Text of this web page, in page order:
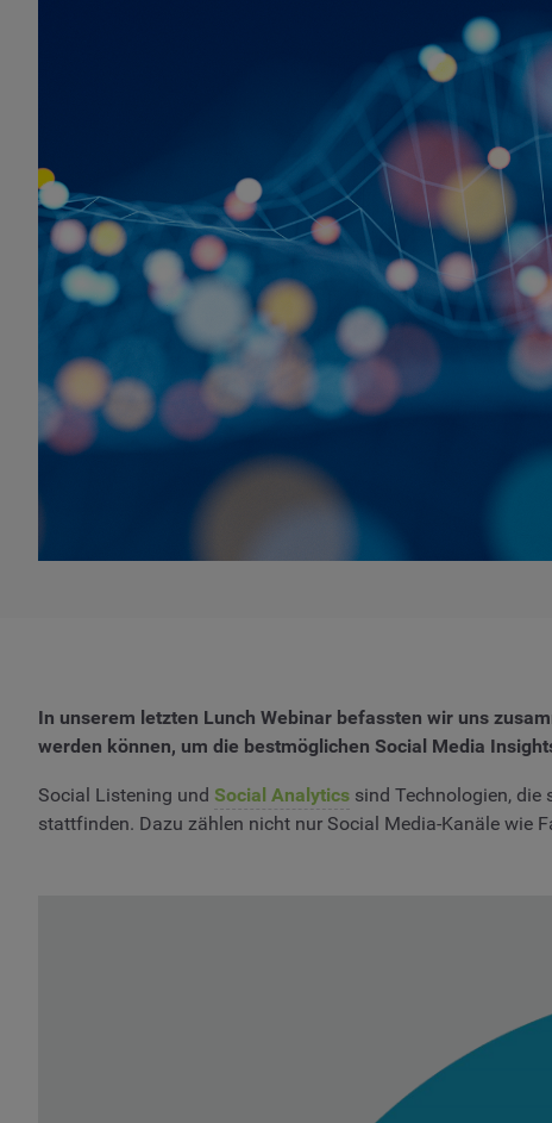
In unserem letzten Lunch Webinar befassten wir uns
werden können, um die bestmöglichen Social Media
Social Listening und Social Analytics sind Technologien, die
stattfinden. Dazu zählen nicht nur Social Media-Kanäle wie